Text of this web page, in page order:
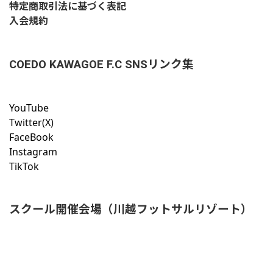
特定商取引法に基づく表記
入会規約
COEDO KAWAGOE F.C SNSリンク集
YouTube
Twitter(X)
FaceBook
Instagram
TikTok
スクール開催会場（川越フットサルリゾート）